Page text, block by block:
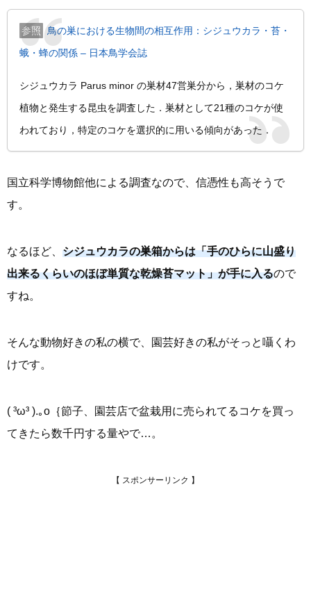
鳥の巣における生物間の相互作用：シジュウカラ・苔・
蛾・蜂の関係 – 日本鳥学会誌
シジュウカラ Parus minor の巣材47営巣分から，巣材のコケ
植物と発生する昆虫を調査した．巣材として21種のコケが使
われており，特定のコケを選択的に用いる傾向があった．
国立科学博物館他による調査なので、信憑性も高そうで
す。
なるほど、 シジュウカラの巣箱からは「手のひらに山盛り
出来るくらいのほぼ単質な乾燥苔マット」が手に入るので
すね。
そんな動物好きの私の横で、園芸好きの私がそっと囁くわ
けです。
( ³ω³ ).｡o｛節子、園芸店で盆栽用に売られてるコケを買っ
てきたら数千円する量やで…。